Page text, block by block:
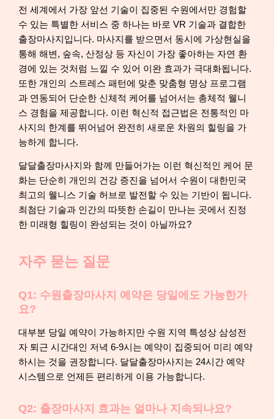
전 세계에서 가장 앞선 기술이 집중된 수원에서만 경험할
수 있는 특별한 서비스 중 하나는 바로 VR 기술과 결합한
출장마사지입니다. 마사지를 받으면서 동시에 가상현실을
통해 해변, 숲속, 산정상 등 자신이 가장 좋아하는 자연 환
경에 있는 것처럼 느낄 수 있어 이완 효과가 극대화됩니다.
또한 개인의 스트레스 패턴에 맞춘 맞춤형 명상 프로그램
과 연동되어 단순한 신체적 케어를 넘어서는 총체적 웰니
스 경험을 제공합니다. 이런 혁신적 접근법은 전통적인 마
사지의 한계를 뛰어넘어 완전히 새로운 차원의 힐링을 가
능하게 합니다.
달달출장마사지와 함께 만들어가는 이런 혁신적인 케어 문
화는 단순히 개인의 건강 증진을 넘어서 수원이 대한민국
최고의 웰니스 기술 허브로 발전할 수 있는 기반이 됩니다.
최첨단 기술과 인간의 따뜻한 손길이 만나는 곳에서 진정
한 미래형 힐링이 완성되는 것이 아닐까요?
자주 묻는 질문
Q1: 수원출장마사지 예약은 당일에도 가능한가
요?
대부분 당일 예약이 가능하지만 수원 지역 특성상 삼성전
자 퇴근 시간대인 저녁 6-9시는 예약이 집중되어 미리 예약
하시는 것을 권장합니다. 달달출장마사지는 24시간 예약
시스템으로 언제든 편리하게 이용 가능합니다.
Q2: 출장마사지 효과는 얼마나 지속되나요?